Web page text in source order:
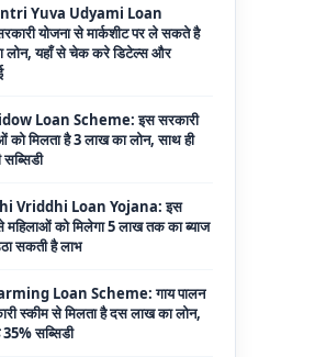
Loan Scheme: इस सरकारी
मिलता है 3 लाख का लोन, साथ ही
Vriddhi Loan Yojana: इस
को मिलेगा 5 लाख तक का ब्याज
Loan Scheme: गाय पालन
स्कीम से मिलता है दस लाख का लोन,
Loan Yojana: इस सरकारी स्कीम से
बिना गारंटी 50 हजार का लोन, नहीं